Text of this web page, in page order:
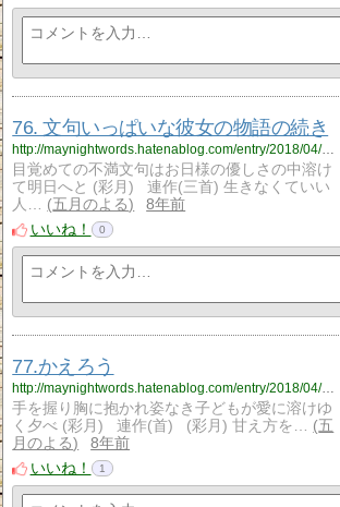
76. 文句いっぱいな彼女の物語の続き
http://maynightwords.hatenablog.com/entry/2018/04/07/232835
目覚めての不満文句はお日様の優しさの中溶け
て明日へと (彩月) 連作(三首) 生きなくていい
人…
五月のよる
8年前
いいね！
0
77.かえろう
http://maynightwords.hatenablog.com/entry/2018/04/08/231108
手を握り胸に抱かれ姿なき子どもが愛に溶けゆ
く夕べ (彩月) 連作(首) (彩月) 甘え方を…
五
月のよる
8年前
いいね！
1